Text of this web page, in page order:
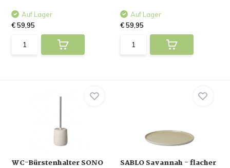
Auf Lager
€ 59,95
Auf Lager
€ 59,95
WC-Bürstenhalter SONO
SABLO Savannah - flacher